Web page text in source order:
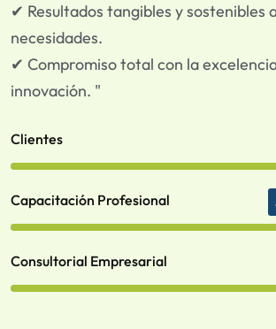
✔ Resultados tangibles y sostenibles
necesidades.
✔ Compromiso total con la
innovación. "
Clientes
Capacitación Profesional
Consultorial Empresarial